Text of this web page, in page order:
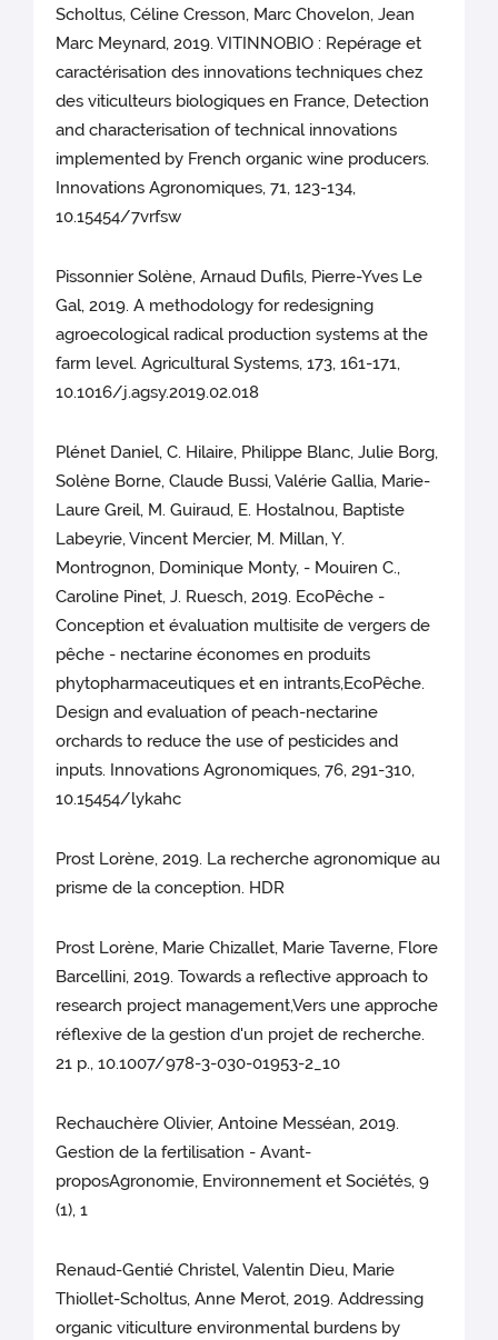
Scholtus, Céline Cresson, Marc Chovelon, Jean
Marc Meynard, 2019. VITINNOBIO : Repérage et
caractérisation des innovations techniques chez
des viticulteurs biologiques en France, Detection
and characterisation of technical innovations
implemented by French organic wine producers.
Innovations Agronomiques, 71, 123-134,
10.15454/7vrfsw
Pissonnier Solène, Arnaud Dufils, Pierre-Yves Le
Gal, 2019. A methodology for redesigning
agroecological radical production systems at the
farm level. Agricultural Systems, 173, 161-171,
10.1016/j.agsy.2019.02.018
Plénet Daniel, C. Hilaire, Philippe Blanc, Julie Borg,
Solène Borne, Claude Bussi, Valérie Gallia, Marie-
Laure Greil, M. Guiraud, E. Hostalnou, Baptiste
Labeyrie, Vincent Mercier, M. Millan, Y.
Montrognon, Dominique Monty, - Mouiren C.,
Caroline Pinet, J. Ruesch, 2019. EcoPêche -
Conception et évaluation multisite de vergers de
pêche - nectarine économes en produits
phytopharmaceutiques et en intrants,EcoPêche.
Design and evaluation of peach-nectarine
orchards to reduce the use of pesticides and
inputs. Innovations Agronomiques, 76, 291-310,
10.15454/lykahc
Prost Lorène, 2019. La recherche agronomique au
prisme de la conception. HDR
Prost Lorène, Marie Chizallet, Marie Taverne, Flore
Barcellini, 2019. Towards a reflective approach to
research project management,Vers une approche
réflexive de la gestion d'un projet de recherche.
21 p., 10.1007/978-3-030-01953-2_10
Rechauchère Olivier, Antoine Messéan, 2019.
Gestion de la fertilisation - Avant-
proposAgronomie, Environnement et Sociétés, 9
(1), 1
Renaud-Gentié Christel, Valentin Dieu, Marie
Thiollet-Scholtus, Anne Merot, 2019. Addressing
organic viticulture environmental burdens by